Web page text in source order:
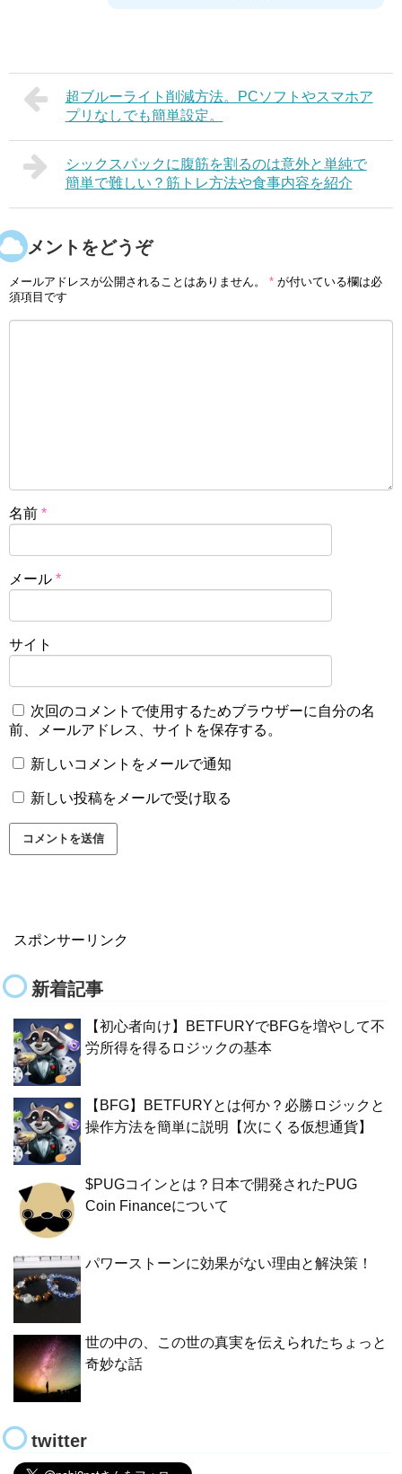
超ブルーライト削減方法。PCソフトやスマホア
プリなしでも簡単設定。
シックスパックに腹筋を割るのは意外と単純で
簡単で難しい？筋トレ方法や食事内容を紹介
コメントをどうぞ
メールアドレスが公開されることはありません。 * が付いている欄は必
須項目です
名前 *
メール *
サイト
次回のコメントで使用するためブラウザーに自分の名
前、メールアドレス、サイトを保存する。
新しいコメントをメールで通知
新しい投稿をメールで受け取る
スポンサーリンク
新着記事
【初心者向け】BETFURYでBFGを増やして不
労所得を得るロジックの基本
【BFG】BETFURYとは何か？必勝ロジックと
操作方法を簡単に説明【次にくる仮想通貨】
$PUGコインとは？日本で開発されたPUG
Coin Financeについて
パワーストーンに効果がない理由と解決策！
世の中の、この世の真実を伝えられたちょっと
奇妙な話
twitter